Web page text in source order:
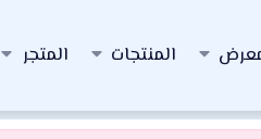
المنتجات المتجر